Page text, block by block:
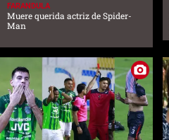
FARANDULA
Muere querida actriz de Spider-
Man